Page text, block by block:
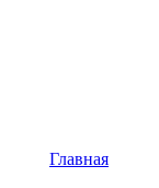
Главная